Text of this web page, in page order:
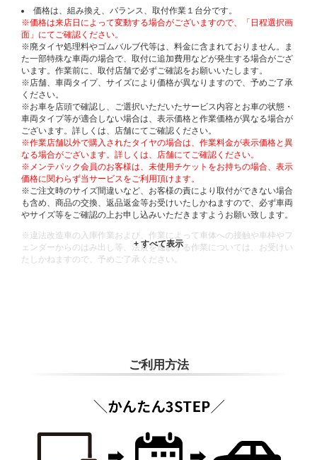
価格は、組み換え、バランス、取付作業１台分です。
※価格は来店日によって変動する場合がございますので、「日程選択画
面」にてご確認ください。
※廃タイヤ処理料やゴムバルブ代等は、料金に含まれておりません。ま
た一部特殊な車両の場合で、取付に追加費用などが発生する場合がござ
います。作業前に、取付店舗で必ずご確認をお願いいたします。
※店舗、車両タイプ、サイズにより価格が異なりますので、予めご了承
ください。
※お車を店頭で確認し、ご選択いただいたサービス内容とお車の状態・
車両タイプ等が適合しない場合は、表示価格と作業価格が異なる場合が
ございます。詳しくは、店舗にてご確認ください。
※作業店舗以外で購入されたタイヤの場合は、作業料金が表示価格と異
なる場合がございます。詳しくは、店舗にてご確認ください。
※メンテパック会員のお客様は、未使用チケットをお持ちの場合、表示
価格に関わらず当サービスをご利用頂けます。
※ご注文時のサイズ間違いなど、お客様の責により取付ができない場合
も含め、商品の交換、返品返金等お受けいたしかねますので、必ず車両
やサイズ等をご確認の上お申し込みいただきますようお願い致します。
※違法改造車の入庫作業および、作業によって車体への接触や車枠やフ
ェンダーからのはみ出し等、法規を逸脱する作業については、お受けい
たしかねますので、予めご了承ください。
ご利用方法